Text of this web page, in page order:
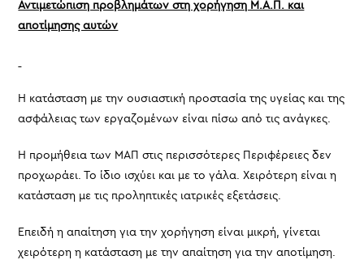
Αντιμετώπιση προβλημάτων στη χορήγηση Μ.Α.Π. και
αποτίμησης αυτών
Η κατάσταση με την ουσιαστική προστασία της υγείας και της
ασφάλειας των εργαζομένων είναι πίσω από τις ανάγκες.
Η προμήθεια των ΜΑΠ στις περισσότερες Περιφέρειες δεν
προχωράει. Το ίδιο ισχύει και με το γάλα. Χειρότερη είναι η
κατάσταση με τις προληπτικές ιατρικές εξετάσεις.
Επειδή η απαίτηση για την χορήγηση είναι μικρή, γίνεται
χειρότερη η κατάσταση με την απαίτηση για την αποτίμηση.